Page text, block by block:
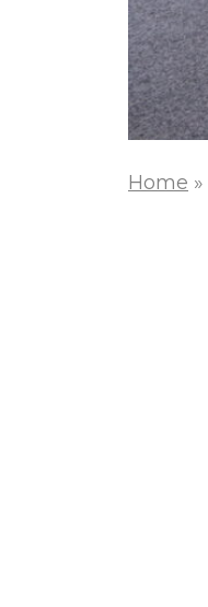
Home »